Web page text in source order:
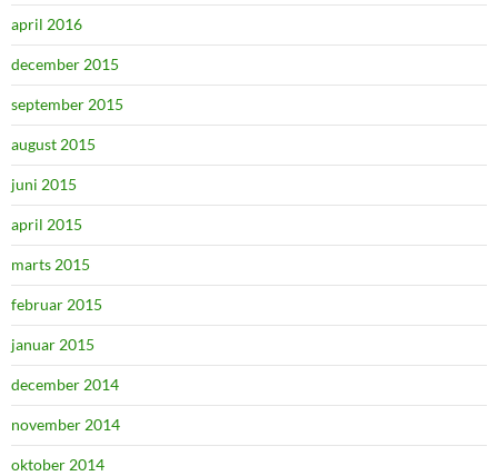
april 2016
december 2015
september 2015
august 2015
juni 2015
april 2015
marts 2015
februar 2015
januar 2015
december 2014
november 2014
oktober 2014